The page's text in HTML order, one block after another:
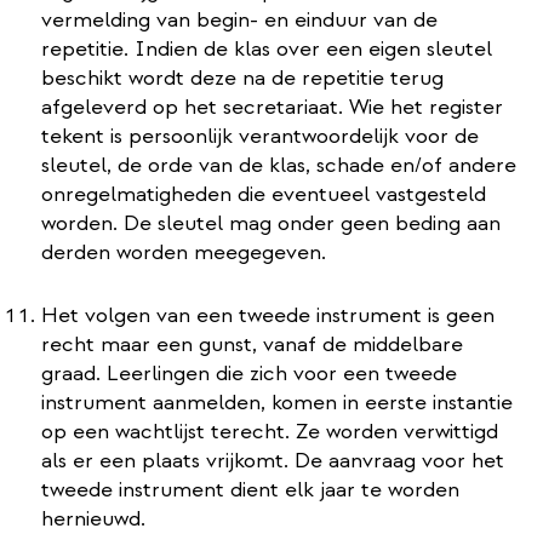
vermelding van begin- en einduur van de
repetitie. Indien de klas over een eigen sleutel
beschikt wordt deze na de repetitie terug
afgeleverd op het secretariaat. Wie het register
tekent is persoonlijk verantwoordelijk voor de
sleutel, de orde van de klas, schade en/of andere
onregelmatigheden die eventueel vastgesteld
worden. De sleutel mag onder geen beding aan
derden worden meegegeven.
Het volgen van een tweede instrument is geen
recht maar een gunst, vanaf de middelbare
graad. Leerlingen die zich voor een tweede
instrument aanmelden, komen in eerste instantie
op een wachtlijst terecht. Ze worden verwittigd
als er een plaats vrijkomt. De aanvraag voor het
tweede instrument dient elk jaar te worden
hernieuwd.